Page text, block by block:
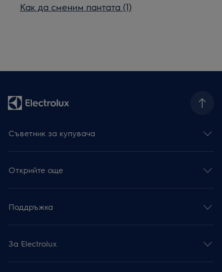
Как да сменим пантата (1)
Съветник за купувача
Открийте още
Поддръжка
За Electrolux